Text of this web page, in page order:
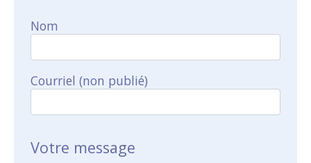
Nom
Courriel (non publié)
Votre message